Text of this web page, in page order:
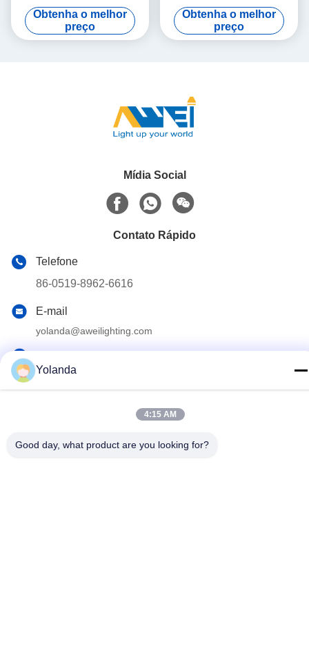
400W 600W Iluminação
solar IP65 Iluminação
exterior para ruas e estradas
Obtenha o melhor
preço
Silício Monocristalino, Alto
Fluxo Luminoso, Bateria de
Lítio de 12,8V-30AH e
Obtenha o melhor
preço
Mídia Social
Contato Rápido
Telefone
86-0519-8962-6616
E-mail
yolanda@aweilighting.com
Cidade de Hutang, distrito de Wujin, cidade de Changzhou,
China Boa Qualidade Luzes exteriores brilhantes do diodo
Yolanda
4:15 AM
Good day, what product are you looking for?